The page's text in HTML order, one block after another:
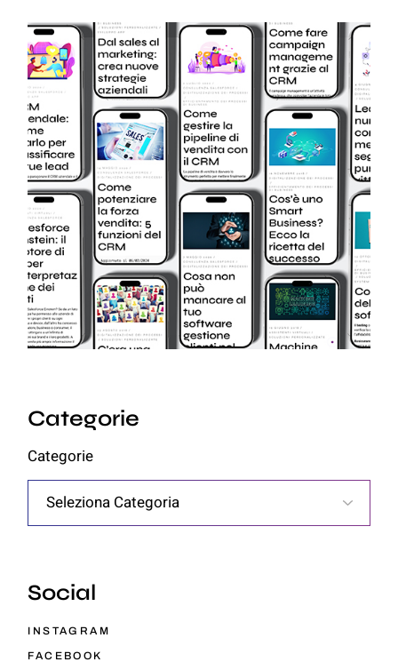
Categorie
Categorie
Social
INSTAGRAM
FACEBOOK